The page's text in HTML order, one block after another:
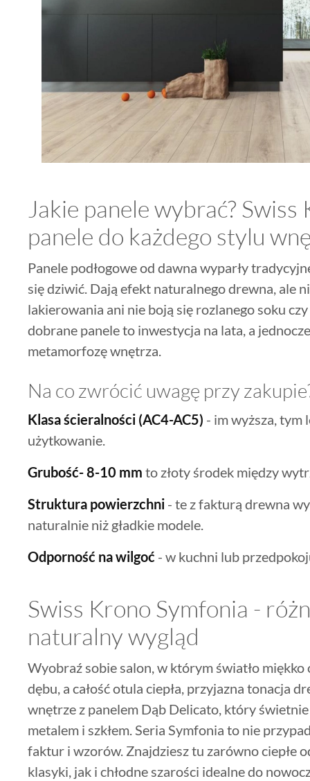
Jakie panele wybrać?
panele do każdego stylu
Panele podłogowe od dawna wyparły
się dziwić. Dają efekt naturalnego drewna, ale
lakierowania ani nie boją się rozlanego soku
dobrane panele to inwestycja na lata, a
metamorfozę wnętrza.
Na co zwrócić uwagę przy
Klasa ścieralności (AC4-AC5) - im wyższa, tym
użytkowanie.
Grubość- 8-10 mm to złoty środek między
Struktura powierzchni - te z fakturą drewna
naturalnie niż gładkie modele.
Odporność na wilgoć - w kuchni lub
Swiss Krono Symfonia -
naturalny wygląd
Wyobraź sobie salon, w którym światło miękko
dębu, a całość otula ciepła, przyjazna tonacja
wnętrze z panelem Dąb Delicato, który
metalem i szkłem. Seria Symfonia to nie
faktur i wzorów. Znajdziesz tu zarówno ciepłe
klasyki, jak i chłodne szarości idealne do